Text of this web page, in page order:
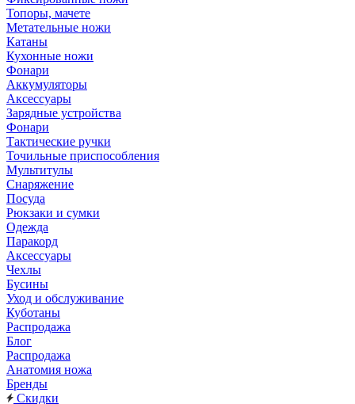
Топоры, мачете
Метательные ножи
Катаны
Кухонные ножи
Фонари
Аккумуляторы
Аксессуары
Зарядные устройства
Фонари
Тактические ручки
Точильные приспособления
Мультитулы
Снаряжение
Посуда
Рюкзаки и сумки
Одежда
Паракорд
Аксессуары
Чехлы
Бусины
Уход и обслуживание
Куботаны
Распродажа
Блог
Распродажа
Анатомия ножа
Бренды
Скидки